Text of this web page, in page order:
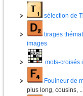
sélection de
tirages
images
mots-croisés
Fouineur de
plus long, cousins,